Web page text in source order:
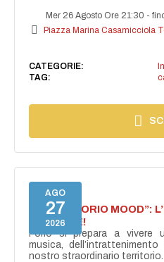
Mer 26 Agosto Ore 21:30 -
Piazza Marina Casamicciola
CATEGORIE:
TAG:
AGO
27
2026
NASCE “FORIO MOOD”:
ACCENDE!
Forio si prepara a vivere
musica,
nostro straordinario territorio.